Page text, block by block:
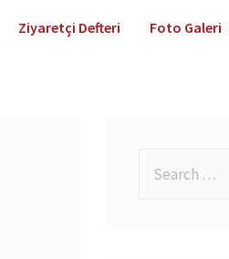
Ziyaretçi Defteri Foto Galeri